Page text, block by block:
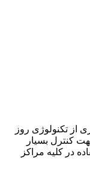
از تکنولوژی روز
کنترل بسیار
در کلیه مراکز